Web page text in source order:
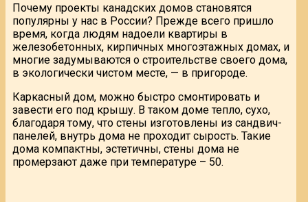
Почему проекты канадских домов становятся
популярны у нас в России? Прежде всего пришло
время, когда людям надоели квартиры в
железобетонных, кирпичных многоэтажных домах, и
многие задумываются о строительстве своего дома,
в экологически чистом месте, — в пригороде.
Каркасный дом, можно быстро смонтировать и
завести его под крышу. В таком доме тепло, сухо,
благодаря тому, что стены изготовлены из сандвич-
панелей, внутрь дома не проходит сырость. Такие
дома компактны, эстетичны, стены дома не
промерзают даже при температуре – 50.